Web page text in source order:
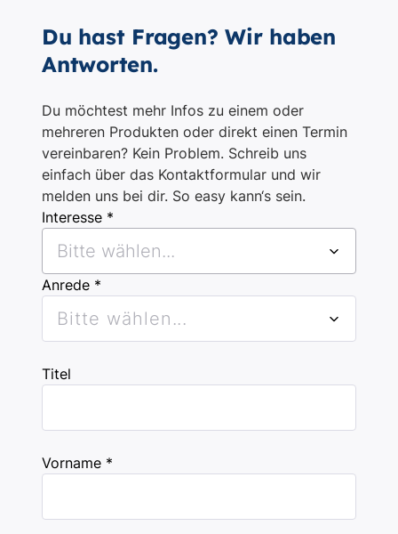
Du hast Fragen? Wir haben
Antworten.
Du möchtest mehr Infos zu einem oder
mehreren Produkten oder direkt einen Termin
vereinbaren? Kein Problem. Schreib uns
einfach über das Kontaktformular und wir
melden uns bei dir. So easy kann‘s sein.
Interesse *
Bitte wählen...
Anrede *
Bitte wählen...
Titel
Vorname *